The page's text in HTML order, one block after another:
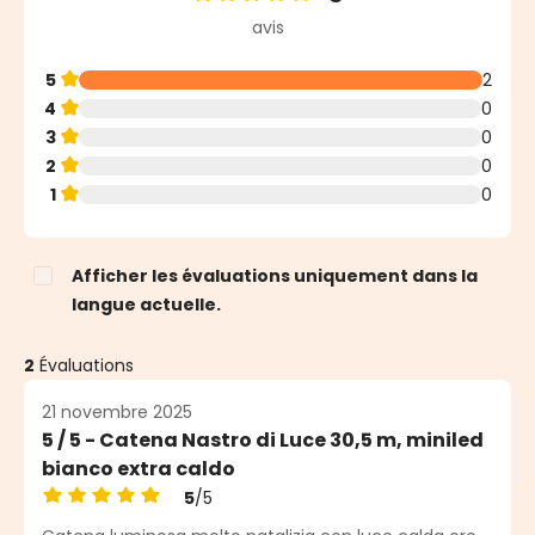
Note moyenne de 5 sur 5 étoiles
avis
5
2
4
0
3
0
2
0
1
0
Afficher les évaluations uniquement dans la
langue actuelle.
2 Évaluations
21 novembre 2025
5 / 5 - Catena Nastro di Luce 30,5 m, miniled
bianco extra caldo
Note moyenne de 5 sur 5 étoiles
5/5